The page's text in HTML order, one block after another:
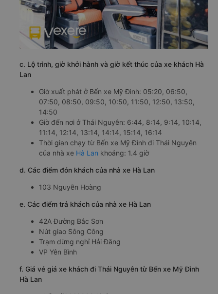
c. Lộ trình, giờ khởi hành và giờ kết thúc của xe khách Hà
Lan
Giờ xuất phát ở Bến xe Mỹ Đình: 05:20, 06:50,
07:50, 08:50, 09:50, 10:50, 11:50, 12:50, 13:50,
14:50
Giờ đến nơi ở Thái Nguyên: 6:44, 8:14, 9:14, 10:14,
11:14, 12:14, 13:14, 14:14, 15:14, 16:14
Thời gian chạy từ Bến xe Mỹ Đình đi Thái Nguyên
của nhà xe Hà Lan khoảng: 1.4 giờ
d. Các điểm đón khách của nhà xe Hà Lan
103 Nguyễn Hoàng
e. Các điểm trả khách của nhà xe Hà Lan
42A Đường Bắc Sơn
Nút giao Sông Công
Trạm dừng nghỉ Hải Đăng
VP Yên Bình
f. Giá vé giá xe khách đi Thái Nguyên từ Bến xe Mỹ Đình
Hà Lan